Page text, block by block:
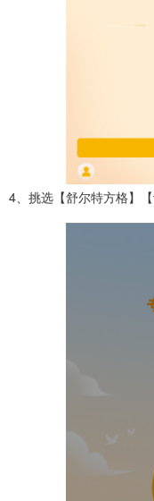
4、挑选【舒尔特方格】